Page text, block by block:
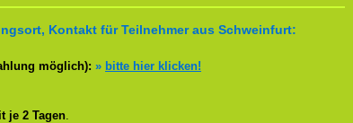
Kontakt für Teilnehmer aus Schweinfurt:
möglich): » bitte hier klicken!
je 2 Tagen.